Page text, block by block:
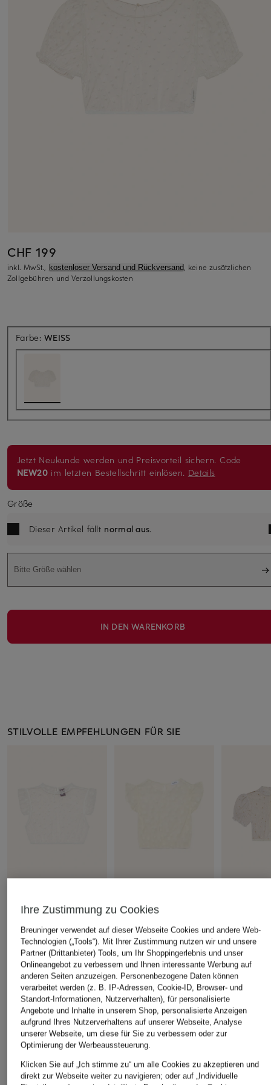
CHF 199
inkl. MwSt., kostenloser Versand und Rückversand, keine zusätzlichen
Zollgebühren und Verzollungskosten
Farbe:WEISS
Jetzt Neukunde werden und Preisvorteil sichern. Code
NEW20 im letzten Bestellschritt einlösen. Details
Größe
Dieser Artikel fällt normal aus.
Bitte Größe wählen
IN DEN WARENKORB
STILVOLLE EMPFEHLUNGEN FÜR SIE
Dirndlbluse GRINS
CHF 85
Dirndlbluse SIERRA
CHF 179
CHF 269
ÄHNLICHE ARTIKEL ENTDECKEN
Ihre Zustimmung zu Cookies
Breuninger verwendet auf dieser Webseite Cookies und andere Web-
Technologien („Tools“). Mit Ihrer Zustimmung nutzen wir und unsere
Partner (Drittanbieter) Tools, um Ihr Shoppingerlebnis und unser
Onlineangebot zu verbessern und Ihnen interessante Werbung auf
anderen Seiten anzuzeigen. Personenbezogene Daten können
verarbeitet werden (z. B. IP-Adressen, Cookie-ID, Browser- und
Standort-Informationen, Nutzerverhalten), für personalisierte
Angebote und Inhalte in unserem Shop, personalisierte Anzeigen
aufgrund Ihres Nutzerverhaltens auf unserer Webseite, Analyse
unserer Webseite, um diese für Sie zu verbessern oder zur
Optimierung der Werbeaussteuerung.
Klicken Sie auf „Ich stimme zu“ um alle Cookies zu akzeptieren und
direkt zur Webseite weiter zu navigieren; oder auf „Individuelle